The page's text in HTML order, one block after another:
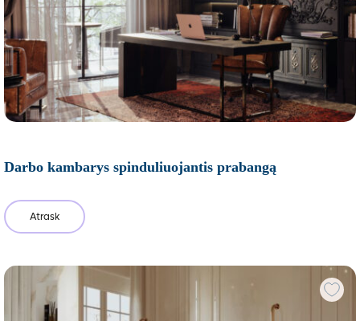
Darbo kambarys spinduliuojantis prabangą
Atrask